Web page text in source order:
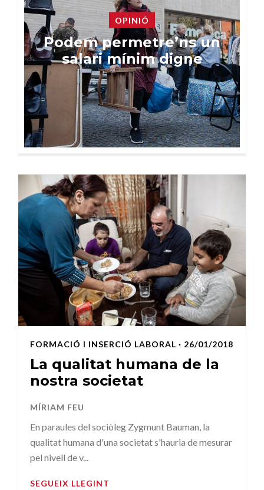
OPINIÓ
Podem permetre’ns un
salari mínim digne
FORMACIÓ I INSERCIÓ LABORAL · 26/01/2018
La qualitat humana de la
nostra societat
MÍRIAM FEU
En paraules del sociòleg Zygmunt Bauman, la
qualitat humana d'una societat s'hauria de mesurar
pel nivell de v...
SEGUEIX LLEGINT